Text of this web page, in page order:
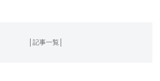
記事一覧